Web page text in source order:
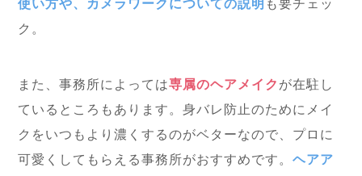
使い方や、カメラワークについての説明 も要チェッ
ク。
また、事務所によっては専属のヘアメイク が在駐し
ているところもあります。身バレ防止のためにメイ
クをいつもより濃くするのがベターなので、プロに
可愛くしてもらえる事務所がおすすめです。ヘアア